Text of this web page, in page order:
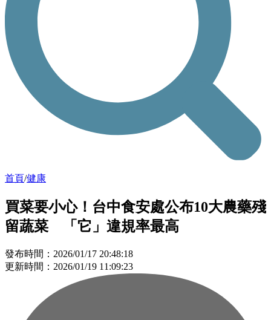
首頁/健康
買菜要小心！台中食安處公布10大農藥殘
留蔬菜 「它」違規率最高
發布時間：2026/01/17 20:48:18
更新時間：2026/01/19 11:09:23